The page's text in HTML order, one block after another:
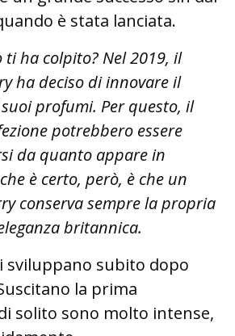
è stata lanciata.
ha colpito? Nel 2019, il
ha deciso di innovare il
profumi. Per questo, il
potrebbero essere
da quanto appare in
è certo, però, è che un
conserva sempre la propria
britannica.
sviluppano subito dopo
la prima
solito sono molto intense,